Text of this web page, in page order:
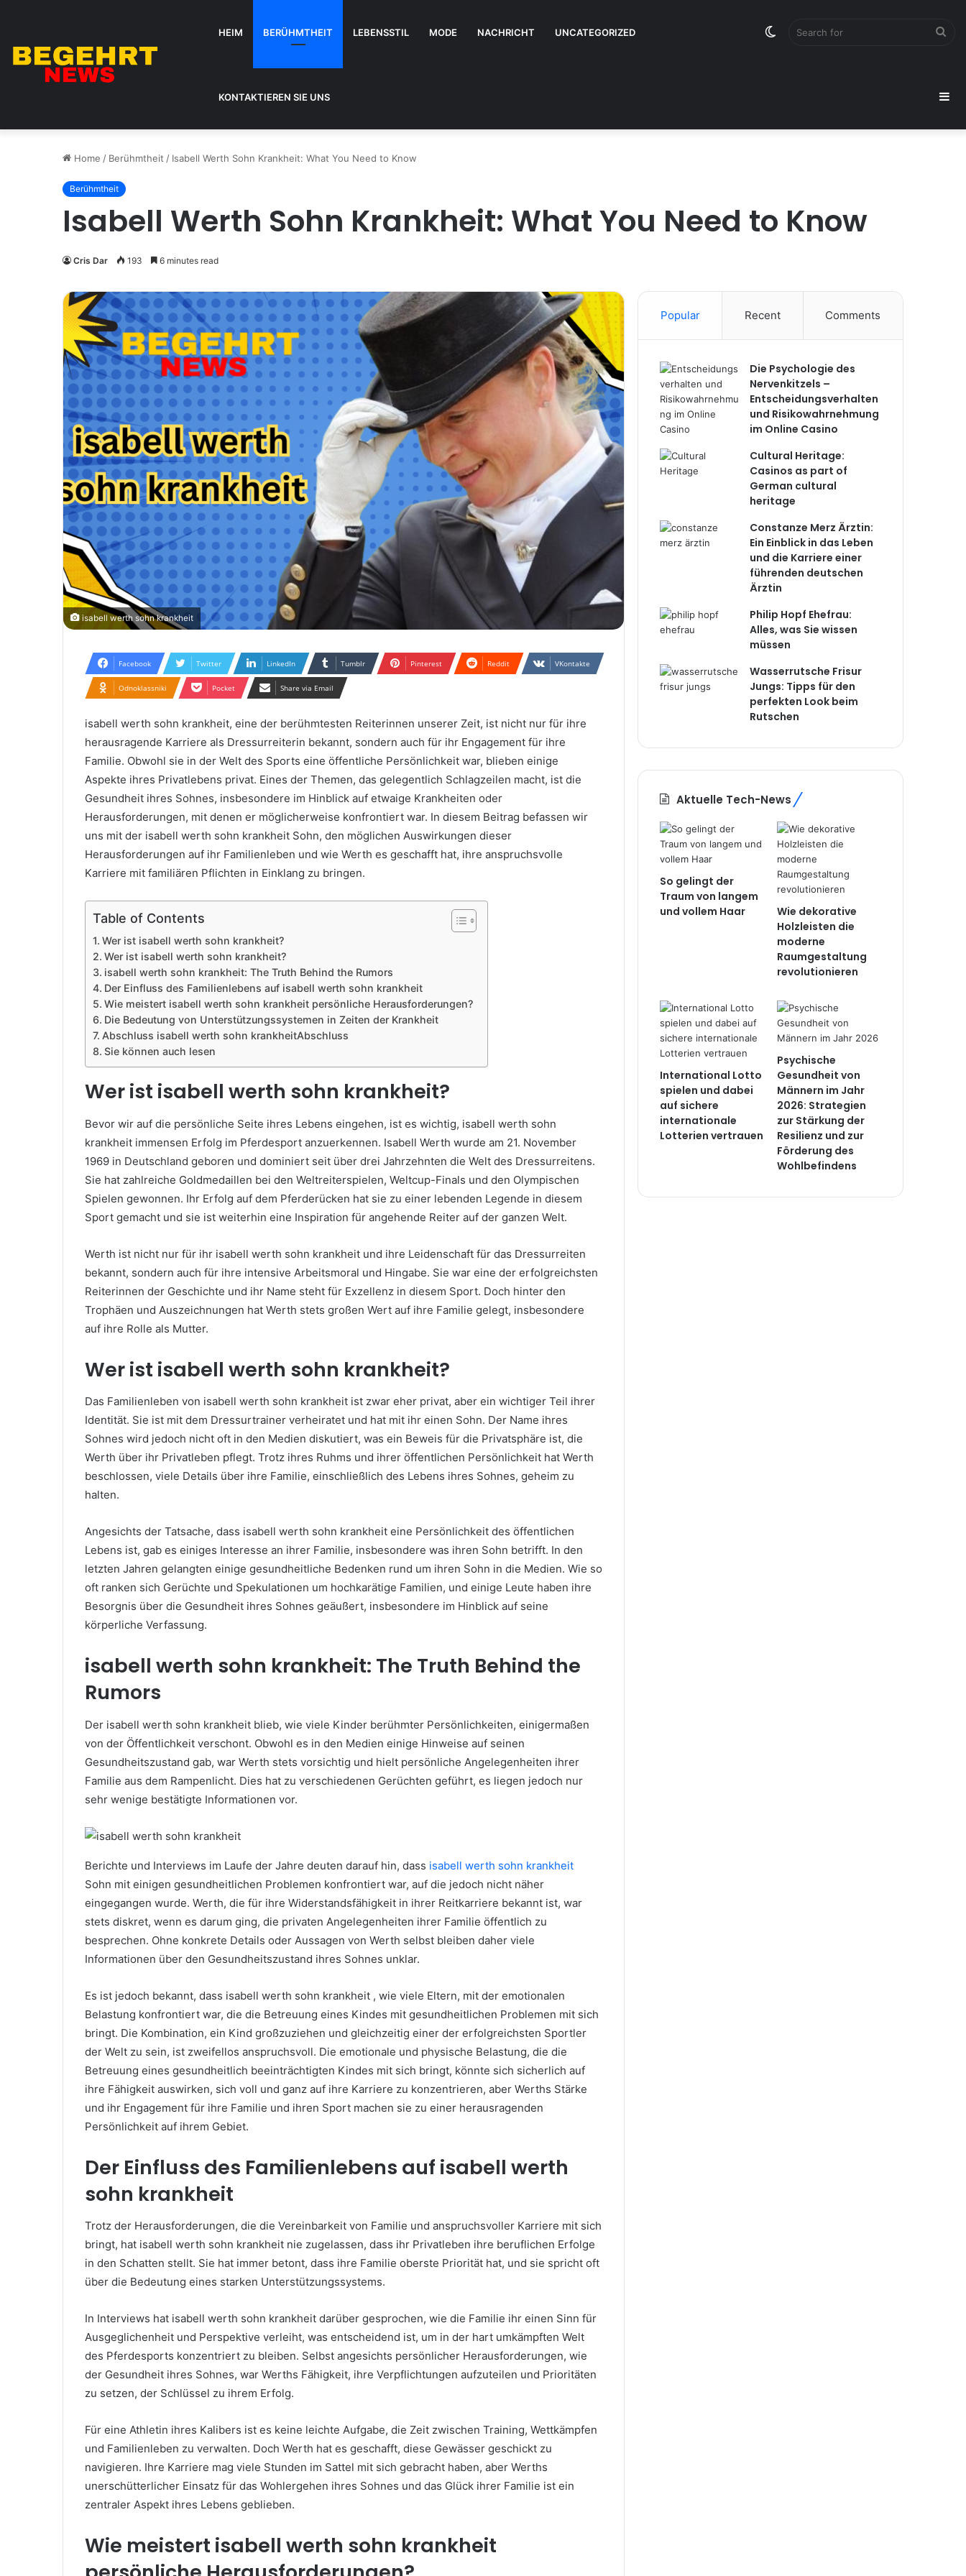
HEIM BERÜHMTHEIT LEBENSSTIL MODE NACHRICHT UNCATEGORIZED
KONTAKTIEREN SIE UNS for
Switch
Home / Berühmtheit / Isabell Werth Sohn Krankheit: What You Need to Know
Berühmtheit
Isabell Werth Sohn Krankheit: What You Need to Know
Cris Dar 193 6 minutes read
isabell werth sohn krankheit
Facebook Twitter LinkedIn Tumblr Pinterest Reddit VKontakte
Odnoklassniki Pocket Share via Email
isabell werth sohn krankheit, eine der berühmtesten Reiterinnen unserer Zeit, ist nicht nur für ihre
herausragende Karriere als Dressurreiterin bekannt, sondern auch für ihr Engagement für ihre
Familie. Obwohl sie in der Welt des Sports eine öffentliche Persönlichkeit war, blieben einige
Aspekte ihres Privatlebens privat. Eines der Themen, das gelegentlich Schlagzeilen macht, ist die
Gesundheit ihres Sohnes, insbesondere im Hinblick auf etwaige Krankheiten oder
Herausforderungen, mit denen er möglicherweise konfrontiert war. In diesem Beitrag befassen wir
uns mit der isabell werth sohn krankheit Sohn, den möglichen Auswirkungen dieser
Herausforderungen auf ihr Familienleben und wie Werth es geschafft hat, ihre anspruchsvolle
Karriere mit familiären Pflichten in Einklang zu bringen.
Table of Contents
Wer ist isabell werth sohn krankheit?
Wer ist isabell werth sohn krankheit?
isabell werth sohn krankheit: The Truth Behind the Rumors
Der Einfluss des Familienlebens auf isabell werth sohn krankheit
Wie meistert isabell werth sohn krankheit persönliche Herausforderungen?
Die Bedeutung von Unterstützungssystemen in Zeiten der Krankheit
Abschluss isabell werth sohn krankheitAbschluss
Sie können auch lesen
Wer ist isabell werth sohn krankheit?
Bevor wir auf die persönliche Seite ihres Lebens eingehen, ist es wichtig, isabell werth sohn
krankheit immensen Erfolg im Pferdesport anzuerkennen. Isabell Werth wurde am 21. November
1969 in Deutschland geboren und dominiert seit über drei Jahrzehnten die Welt des Dressurreitens.
Sie hat zahlreiche Goldmedaillen bei den Weltreiterspielen, Weltcup-Finals und den Olympischen
Spielen gewonnen. Ihr Erfolg auf dem Pferderücken hat sie zu einer lebenden Legende in diesem
Sport gemacht und sie ist weiterhin eine Inspiration für angehende Reiter auf der ganzen Welt.
Werth ist nicht nur für ihr isabell werth sohn krankheit und ihre Leidenschaft für das Dressurreiten
bekannt, sondern auch für ihre intensive Arbeitsmoral und Hingabe. Sie war eine der erfolgreichsten
Reiterinnen der Geschichte und ihr Name steht für Exzellenz in diesem Sport. Doch hinter den
Trophäen und Auszeichnungen hat Werth stets großen Wert auf ihre Familie gelegt, insbesondere
auf ihre Rolle als Mutter.
Wer ist isabell werth sohn krankheit?
Das Familienleben von isabell werth sohn krankheit ist zwar eher privat, aber ein wichtiger Teil ihrer
Identität. Sie ist mit dem Dressurtrainer verheiratet und hat mit ihr einen Sohn. Der Name ihres
Sohnes wird jedoch nicht oft in den Medien diskutiert, was ein Beweis für die Privatsphäre ist, die
Werth über ihr Privatleben pflegt. Trotz ihres Ruhms und ihrer öffentlichen Persönlichkeit hat Werth
beschlossen, viele Details über ihre Familie, einschließlich des Lebens ihres Sohnes, geheim zu
halten.
Angesichts der Tatsache, dass isabell werth sohn krankheit eine Persönlichkeit des öffentlichen
Lebens ist, gab es einiges Interesse an ihrer Familie, insbesondere was ihren Sohn betrifft. In den
letzten Jahren gelangten einige gesundheitliche Bedenken rund um ihren Sohn in die Medien. Wie so
oft ranken sich Gerüchte und Spekulationen um hochkarätige Familien, und einige Leute haben ihre
Besorgnis über die Gesundheit ihres Sohnes geäußert, insbesondere im Hinblick auf seine
körperliche Verfassung.
isabell werth sohn krankheit: The Truth Behind the
Rumors
Der isabell werth sohn krankheit blieb, wie viele Kinder berühmter Persönlichkeiten, einigermaßen
von der Öffentlichkeit verschont. Obwohl es in den Medien einige Hinweise auf seinen
Gesundheitszustand gab, war Werth stets vorsichtig und hielt persönliche Angelegenheiten ihrer
Familie aus dem Rampenlicht. Dies hat zu verschiedenen Gerüchten geführt, es liegen jedoch nur
sehr wenige bestätigte Informationen vor.
Berichte und Interviews im Laufe der Jahre deuten darauf hin, dass isabell werth sohn krankheit
Sohn mit einigen gesundheitlichen Problemen konfrontiert war, auf die jedoch nicht näher
eingegangen wurde. Werth, die für ihre Widerstandsfähigkeit in ihrer Reitkarriere bekannt ist, war
stets diskret, wenn es darum ging, die privaten Angelegenheiten ihrer Familie öffentlich zu
besprechen. Ohne konkrete Details oder Aussagen von Werth selbst bleiben daher viele
Informationen über den Gesundheitszustand ihres Sohnes unklar.
Es ist jedoch bekannt, dass isabell werth sohn krankheit , wie viele Eltern, mit der emotionalen
Belastung konfrontiert war, die die Betreuung eines Kindes mit gesundheitlichen Problemen mit sich
bringt. Die Kombination, ein Kind großzuziehen und gleichzeitig einer der erfolgreichsten Sportler
der Welt zu sein, ist zweifellos anspruchsvoll. Die emotionale und physische Belastung, die die
Betreuung eines gesundheitlich beeinträchtigten Kindes mit sich bringt, könnte sich sicherlich auf
ihre Fähigkeit auswirken, sich voll und ganz auf ihre Karriere zu konzentrieren, aber Werths Stärke
und ihr Engagement für ihre Familie und ihren Sport machen sie zu einer herausragenden
Persönlichkeit auf ihrem Gebiet.
Der Einfluss des Familienlebens auf isabell werth
sohn krankheit
Trotz der Herausforderungen, die die Vereinbarkeit von Familie und anspruchsvoller Karriere mit sich
bringt, hat isabell werth sohn krankheit nie zugelassen, dass ihr Privatleben ihre beruflichen Erfolge
in den Schatten stellt. Sie hat immer betont, dass ihre Familie oberste Priorität hat, und sie spricht oft
über die Bedeutung eines starken Unterstützungssystems.
In Interviews hat isabell werth sohn krankheit darüber gesprochen, wie die Familie ihr einen Sinn für
Ausgeglichenheit und Perspektive verleiht, was entscheidend ist, um in der hart umkämpften Welt
des Pferdesports konzentriert zu bleiben. Selbst angesichts persönlicher Herausforderungen, wie
der Gesundheit ihres Sohnes, war Werths Fähigkeit, ihre Verpflichtungen aufzuteilen und Prioritäten
zu setzen, der Schlüssel zu ihrem Erfolg.
Für eine Athletin ihres Kalibers ist es keine leichte Aufgabe, die Zeit zwischen Training, Wettkämpfen
und Familienleben zu verwalten. Doch Werth hat es geschafft, diese Gewässer geschickt zu
navigieren. Ihre Karriere mag viele Stunden im Sattel mit sich gebracht haben, aber Werths
unerschütterlicher Einsatz für das Wohlergehen ihres Sohnes und das Glück ihrer Familie ist ein
zentraler Aspekt ihres Lebens geblieben.
Wie meistert isabell werth sohn krankheit
Popular Recent Comments
Die Psychologie des
Nervenkitzels –
Entscheidungsverhalten
und Risikowahrnehmung
im Online Casino
Cultural Heritage:
Casinos as part of
German cultural
heritage
Constanze Merz Ärztin:
Ein Einblick in das Leben
und die Karriere einer
führenden deutschen
Ärztin
Philip Hopf Ehefrau:
Alles, was Sie wissen
müssen
Wasserrutsche Frisur
Jungs: Tipps für den
perfekten Look beim
Rutschen
Aktuelle Tech-News
So gelingt der
Traum von langem
und vollem Haar
Wie dekorative
Holzleisten die
moderne
Raumgestaltung
revolutionieren
International Lotto
spielen und dabei
auf sichere
internationale
Lotterien vertrauen
Psychische
Gesundheit von
Männern im Jahr
2026: Strategien
zur Stärkung der
Resilienz und zur
Förderung des
Wohlbefindens